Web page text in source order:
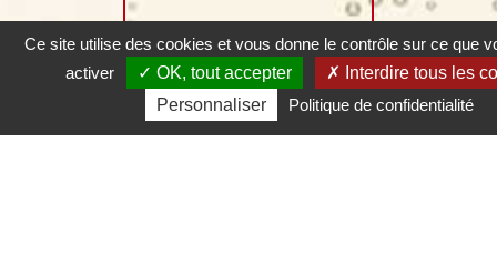
FACEBOOK INSTAGRAM
Ce site utilise des cookies et vous donne le contrôle sur ce que
activer
OK, tout accepter
Interdire tous les
Personnaliser
Politique de confidentialité